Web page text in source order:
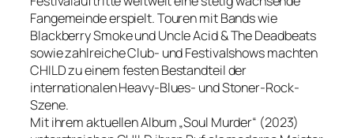
Fangemeinde erspielt. Touren mit Bands wie
Blackberry Smoke und Uncle Acid & The Deadbeats
sowie zahlreiche Club- und Festivalshows machten
CHILD zu einem festen Bestandteil der
internationalen Heavy-Blues- und Stoner-Rock-
Szene.
Mit ihrem aktuellen Album „Soul Murder“ (2023)